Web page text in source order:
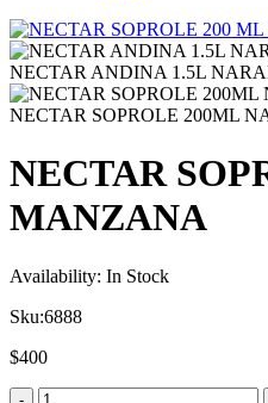
NECTAR ANDINA 1.5L
NECTAR SOPROLE 200ML
NECTAR
MANZANA
Availability: In Stock
Sku:6888
$400